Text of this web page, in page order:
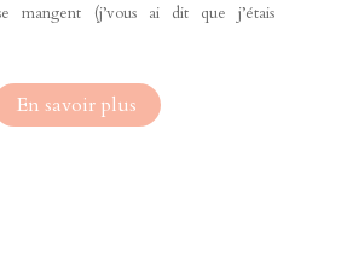
mangent (j’vous ai dit que j’étais
En savoir plus